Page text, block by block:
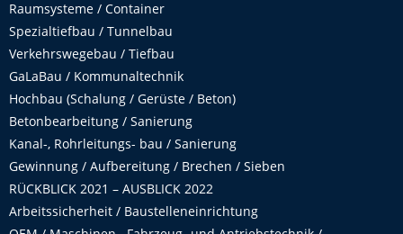
Raumsysteme / Container
Spezialtiefbau / Tunnelbau
Verkehrswegebau / Tiefbau
GaLaBau / Kommunaltechnik
Hochbau (Schalung / Gerüste / Beton)
Betonbearbeitung / Sanierung
Kanal-, Rohrleitungs- bau / Sanierung
Gewinnung / Aufbereitung / Brechen / Sieben
RÜCKBLICK 2021 – AUSBLICK 2022
Arbeitssicherheit / Baustelleneinrichtung